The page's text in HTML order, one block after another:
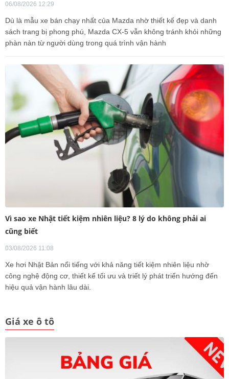
06/08/2026 12:29
Dù là mẫu xe bán chạy nhất của Mazda nhờ thiết kế đẹp và danh
sách trang bị phong phú, Mazda CX-5 vẫn không tránh khỏi những
phàn nàn từ người dùng trong quá trình vận hành
Vì sao xe Nhật tiết kiệm nhiên liệu? 8 lý do không phải ai
cũng biết
03/08/2026 11:08
Xe hơi Nhật Bản nổi tiếng với khả năng tiết kiệm nhiên liệu nhờ
công nghệ động cơ, thiết kế tối ưu và triết lý phát triển hướng đến
hiệu quả vận hành lâu dài.
Giá xe ô tô